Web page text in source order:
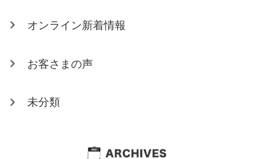
オンライン新着情報
お客さまの声
未分類